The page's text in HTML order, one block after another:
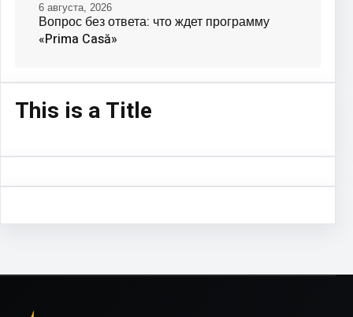
Вопрос без ответа: что ждет программу
«Prima Casă»
6 августа, 2026
This is a Title